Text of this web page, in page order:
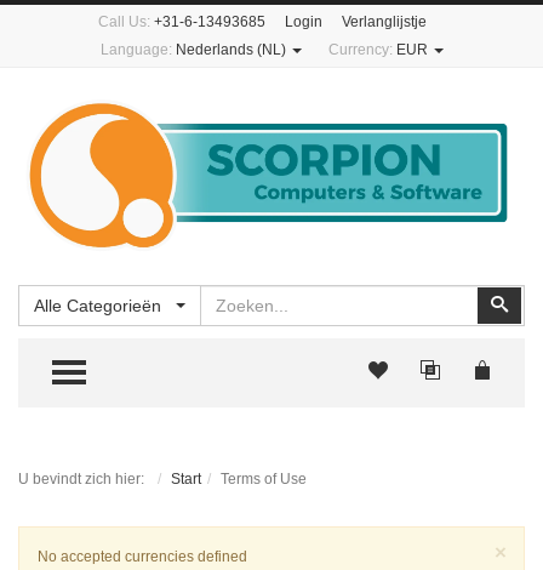
Call Us: +31-6-13493685 Login
Verlanglijstje
Language: Nederlands (NL) Currency: EUR
Alle Categorieën
TOGGLE MENU
U bevindt zich hier: Start Terms of Use
×
Waarschuwing
No accepted currencies defined